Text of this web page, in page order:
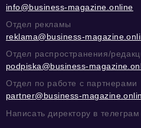
info@business-magazine.online
Отдел рекламы
reklama@business-
Отдел распространения/
podpiska@business-
Отдел по работе с партнерами
partner@business-
Написать директору в телеграм